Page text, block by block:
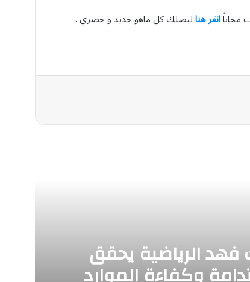
مجاناًانقر هناليصلك كل ماهو جديد و حصري .
الرياضية يحقق